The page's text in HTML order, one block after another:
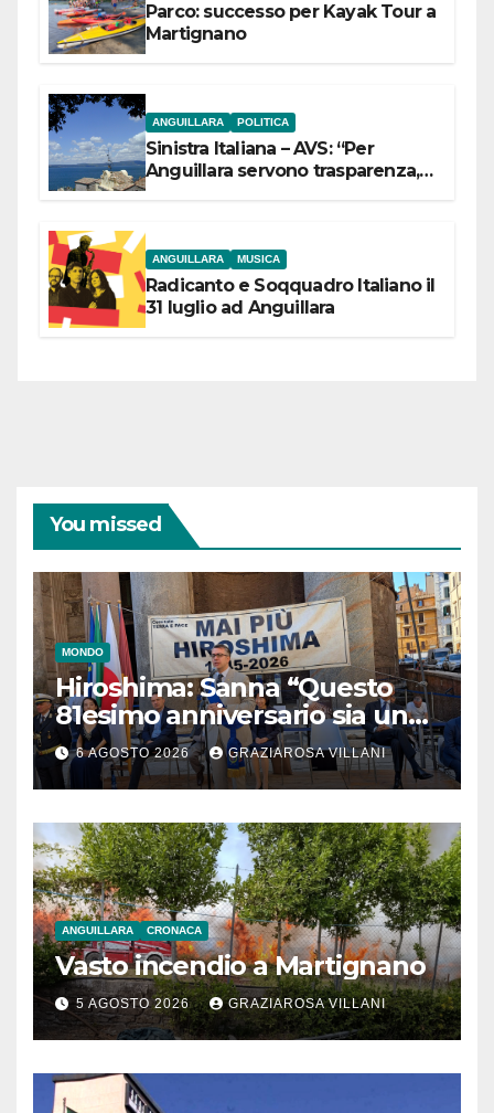
Parco: successo per Kayak Tour a
Martignano
ANGUILLARA POLITICA
Sinistra Italiana – AVS: “Per
Anguillara servono trasparenza,
ANGUILLARA MUSICA
Radicanto e Soqquadro Italiano il
31 luglio ad Anguillara
You missed
MONDO
Hiroshima: Sanna “Questo
81esimo anniversario sia un
monito per tutti”
6 AGOSTO 2026 GRAZIAROSA VILLANI
ANGUILLARA CRONACA
Vasto incendio a Martignano
5 AGOSTO 2026 GRAZIAROSA VILLANI